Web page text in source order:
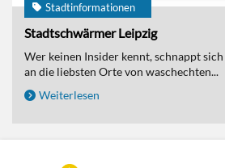
Stadtinformationen
Stadtschwärmer Leipzig
Wer keinen Insider kennt, schnappt
an die liebsten Orte von waschechten...
Weiterlesen